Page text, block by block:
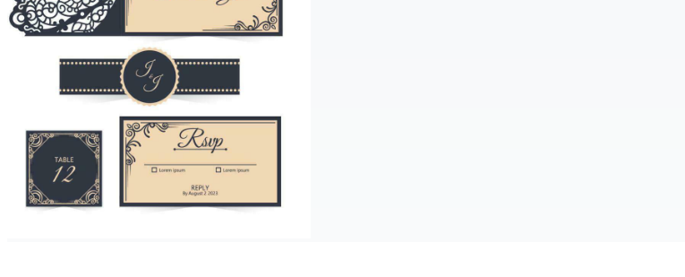
Vektoren
Videos
Motion Graphics
Redaktionelle Bilder
Redaktionelle Ereignisse